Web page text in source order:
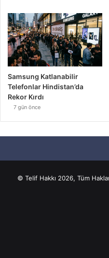
Samsung Katlanabilir
Telefonlar Hindistan’da
Rekor Kırdı
7 gün önce
© Telif Hakkı 2026, Tüm